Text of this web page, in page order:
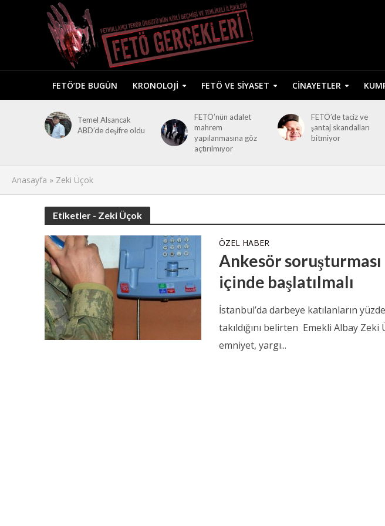
FETÖ’DE BUGÜN KRONOLOJI FETÖ VE SIYASET CINAYETLER
Temel Alsancak
ABD’de deşifre oldu
FETÖ’nün adalet
mahrem
yapılanmasına göz
açtırılmıyor
FETÖ’de taciz ve
şantaj skandalları
bitmiyor
Anasayfa » Zeki Üçok
Etiketler - Zeki Üçok
ÖZEL HABER
Ankesör
içinde başlatılmalı
İstanbul’da darbeye katılanların
takıldığını belirten Emekli Albay
emniyet, yargı...